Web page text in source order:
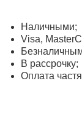
Наличными;
Visa,
В рассрочку;
Оплата